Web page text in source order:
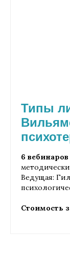
Типы
6 вебинаров
Ведущая:
Стоимость